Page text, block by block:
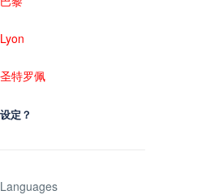
Lyon
圣特罗佩
设定？
Languages